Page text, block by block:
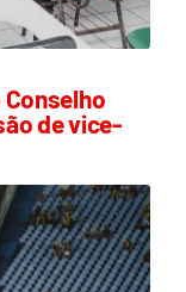
de vice-